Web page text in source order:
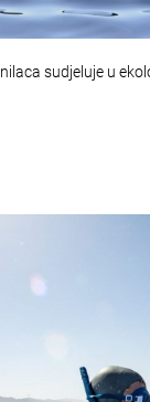
sudjeluje u